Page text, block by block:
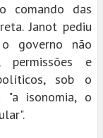
comando das
Janot pediu
governo não
permissões e
sob o
isonomia, o